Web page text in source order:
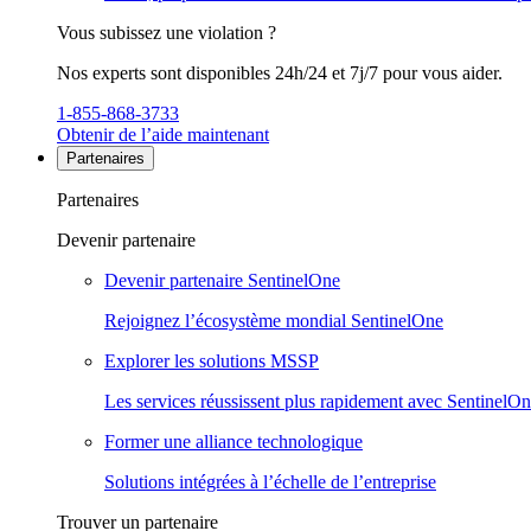
Vous subissez une violation ?
Nos experts sont disponibles 24h/24 et 7j/7 pour vous aider.
1-855-868-3733
Obtenir de l’aide maintenant
Partenaires
Partenaires
Devenir partenaire
Devenir partenaire SentinelOne
Rejoignez l’écosystème mondial SentinelOne
Explorer les solutions MSSP
Les services réussissent plus rapidement avec
Former une alliance technologique
Solutions intégrées à l’échelle de l’entreprise
Trouver un partenaire